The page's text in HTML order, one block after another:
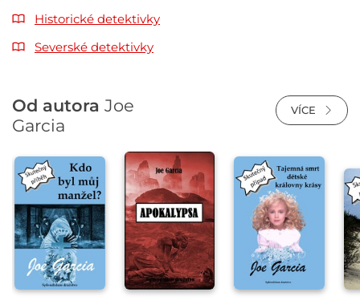
Historické detektivky
Severské detektivky
Od autora Joe
Garcia
VÍCE